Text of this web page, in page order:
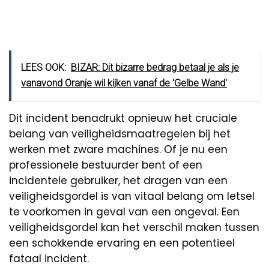
LEES OOK: BIZAR: Dit bizarre bedrag betaal je als je
vanavond Oranje wil kijken vanaf de 'Gelbe Wand'
Dit incident benadrukt opnieuw het cruciale
belang van veiligheidsmaatregelen bij het
werken met zware machines. Of je nu een
professionele bestuurder bent of een
incidentele gebruiker, het dragen van een
veiligheidsgordel is van vitaal belang om letsel
te voorkomen in geval van een ongeval. Een
veiligheidsgordel kan het verschil maken tussen
een schokkende ervaring en een potentieel
fataal incident.